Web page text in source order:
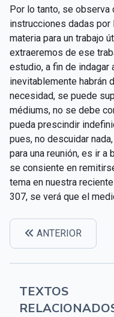
Por lo tanto, se
instrucciones dadas
materia para un trabajo
extraeremos de ese
estudio, a fin de
inevitablemente habrán
necesidad, se puede
médiums, no se debe
pueda prescindir
pues, no descuidar
para una reunión, es ir
se consiente en
tema en nuestra
307, se verá que el
ANTERIOR
TEXTOS